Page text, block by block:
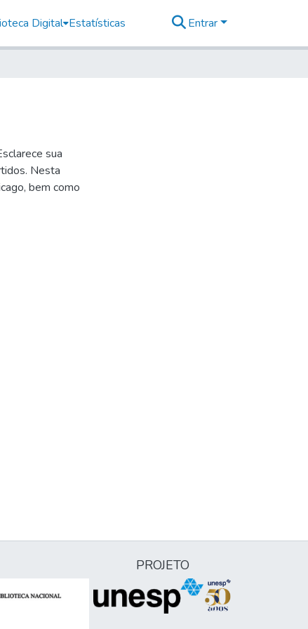
Digital Estatísticas Entrar
sua
Nesta
bem como
PROJETO